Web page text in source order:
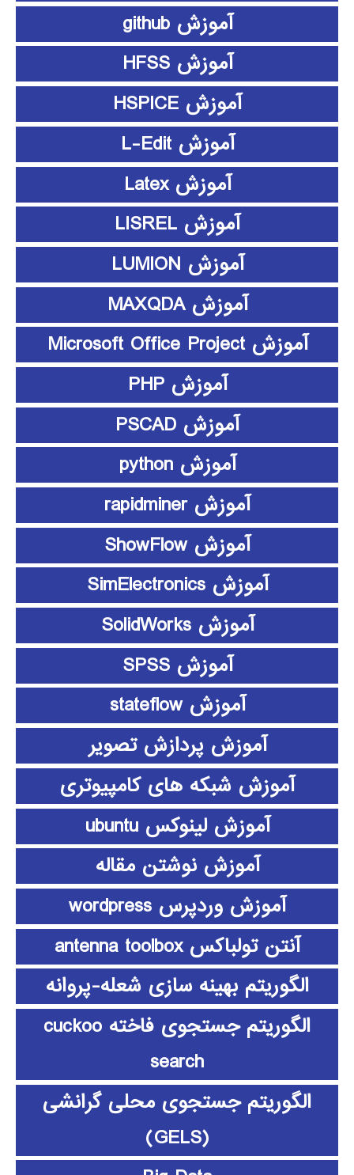
آموزش github
آموزش HFSS
آموزش HSPICE
آموزش L-Edit
آموزش Latex
آموزش LISREL
آموزش LUMION
آموزش MAXQDA
آموزش Microsoft Office Project
آموزش PHP
آموزش PSCAD
آموزش python
آموزش rapidminer
آموزش ShowFlow
آموزش SimElectronics
آموزش SolidWorks
آموزش SPSS
آموزش stateflow
آموزش پردازش تصویر
آموزش شبکه های کامپیوتری
آموزش لینوکس ubuntu
آموزش نوشتن مقاله
آموزش وردپرس wordpress
آنتن تولباکس antenna toolbox
الگوریتم بهینه سازی شعله-پروانه
الگوریتم جستجوی فاخته cuckoo
search
الگوریتم جستجوی محلی گرانشی
(GELS)